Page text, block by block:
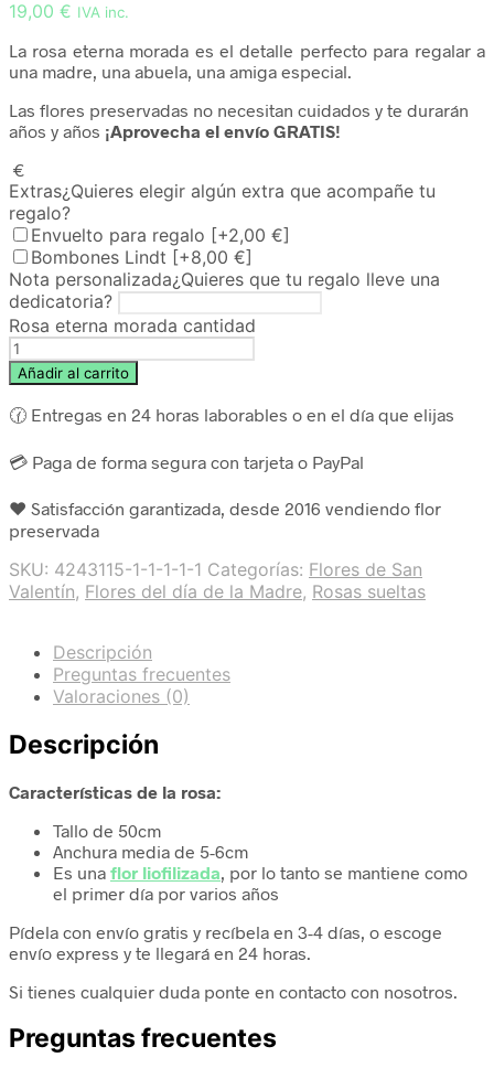
19,00 € IVA inc.
La rosa eterna morada es el detalle perfecto para regalar a
una madre, una abuela, una amiga especial.
Las flores preservadas no necesitan cuidados y te durarán
años y años ¡Aprovecha el envío GRATIS!
€
Extras¿Quieres elegir algún extra que acompañe tu
regalo?
Envuelto para regalo [+2,00 €]
Bombones Lindt [+8,00 €]
Nota personalizada¿Quieres que tu regalo lleve una
dedicatoria?
Rosa eterna morada cantidad
Añadir al carrito
🕜 Entregas en 24 horas laborables o en el día que elijas
💳 Paga de forma segura con tarjeta o PayPal
❤️ Satisfacción garantizada, desde 2016 vendiendo flor
preservada
SKU: 4243115-1-1-1-1-1 Categorías: Flores de San
Valentín, Flores del día de la Madre, Rosas sueltas
Descripción
Preguntas frecuentes
Valoraciones (0)
Descripción
Características de la rosa:
Tallo de 50cm
Anchura media de 5-6cm
Es una flor liofilizada, por lo tanto se mantiene como
el primer día por varios años
Pídela con envío gratis y recíbela en 3-4 días, o escoge
envío express y te llegará en 24 horas.
Si tienes cualquier duda ponte en contacto con nosotros.
Preguntas frecuentes